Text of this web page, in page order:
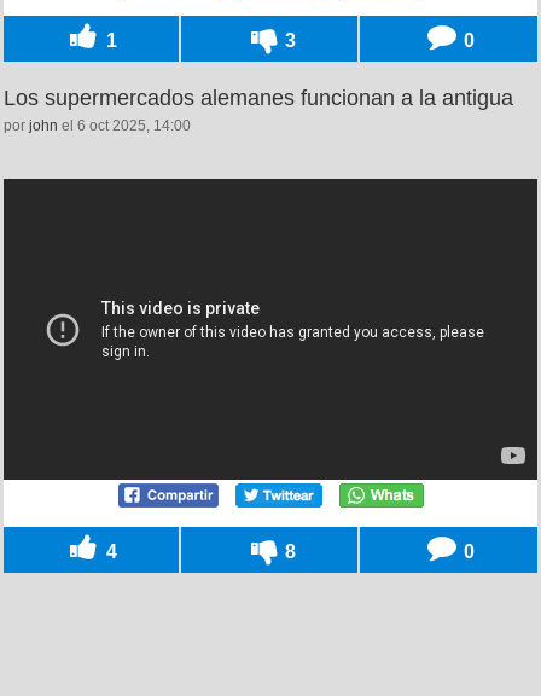
1 3 0
Los supermercados alemanes funcionan a la antigua
por john el 6 oct 2025, 14:00
4 8 0